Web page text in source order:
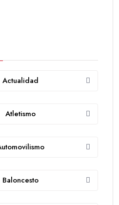
Actualidad
Atletismo
Baloncesto